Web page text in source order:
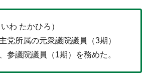
わ たかひろ）
党所属の元衆議院議員（3期）
参議院議員（1期）を務めた。